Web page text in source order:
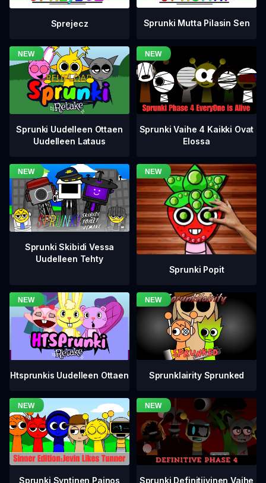
Sprejecz Sprunki Mutta Pilasin Sen
Sprunki Uudelleen Ottaen
Uudelleen Lataus
Sprunki Vaihe 4 Kaikki Ovat
Elossa
Sprunki Skibidi Vessa
Uudelleen Tehty
Sprunki Popit
Htsprunkis Uudelleen Ottaen Sprunklairity Sprunked
Sprunki Syntinen Painos Sprunki Definitiivinen Vaihe